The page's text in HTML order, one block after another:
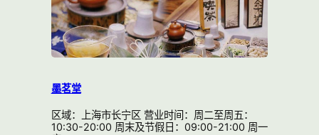
墨茗堂
区域：上海市长宁区 营业时间：周二至周五：
10:30-20:00 周末及节假日：09:00-21:00 周一